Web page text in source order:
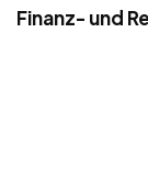
Finanz- und